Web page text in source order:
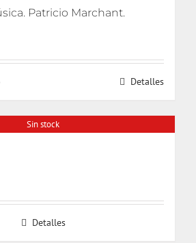
Patricio Marchant.
Detalles
Sin stock
Detalles